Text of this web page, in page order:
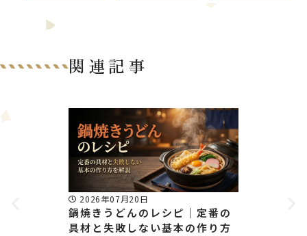
関連記事
2026年07月20日
鍋焼きうどんのレシピ｜定番の
具材と失敗しない基本の作り方